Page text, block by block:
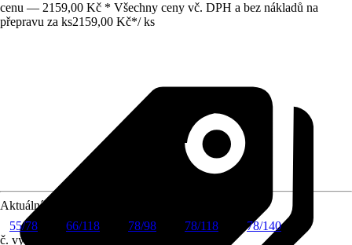
cenu — 2159,00 Kč * Všechny ceny vč. DPH a bez nákladů na
přepravu za ks2159,00 Kč*/ ks
Aktuální velikost okna
55/78
66/118 78/98 78/118
78/140
č. výrobku